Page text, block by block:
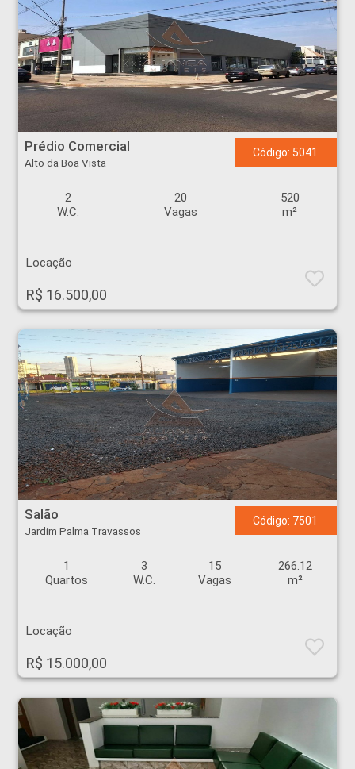
Prédio Comercial - Alto da Boa Vista - Ribeirão Preto
Prédio Comercial
Alto da Boa Vista
Código: 5041
2
W.C.
20
Vagas
520
m²
Locação
R$ 16.500,00
Salão - Jardim Palma Travassos - Ribeirão Preto
Salão
Jardim Palma Travassos
Código: 7501
1
Quartos
3
W.C.
15
Vagas
266.12
m²
Locação
R$ 15.000,00